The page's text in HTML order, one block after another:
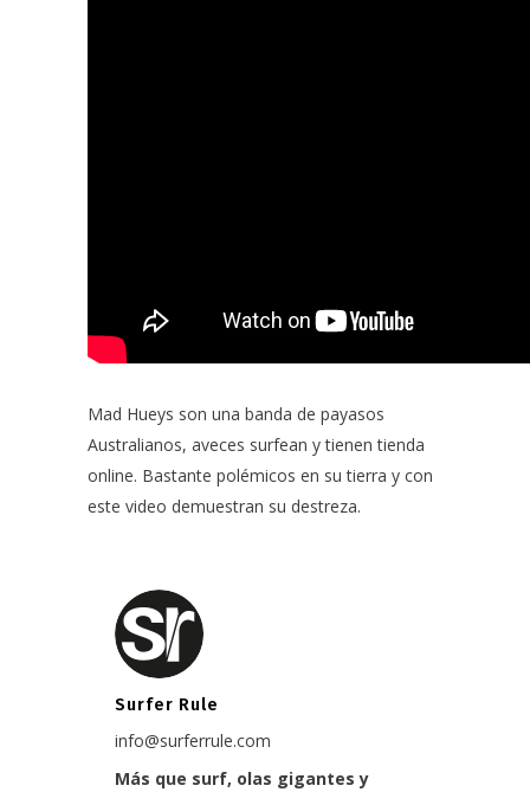
Mad Hueys son una banda de payasos
Australianos, aveces surfean y tienen tienda
online. Bastante polémicos en su tierra y con
este video demuestran su destreza.
Surfer Rule
info@surferrule.com
Más que surf, olas gigantes y